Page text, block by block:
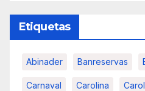
Etiquetas
Abinader Banreservas
Carnaval Carolina